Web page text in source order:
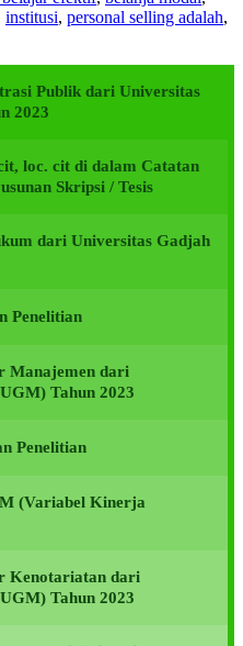
institusi, personal selling adalah,
Publik dari Universitas
2023
loc. cit di dalam Catatan
Skripsi / Tesis
dari Universitas Gadjah
Penelitian
Manajemen dari
Tahun 2023
Penelitian
(Variabel Kinerja
Kenotariatan dari
Tahun 2023